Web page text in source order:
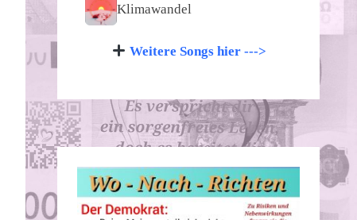
Klimawandel
Weitere Songs hier --->